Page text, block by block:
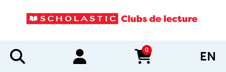
0
items in cart EN